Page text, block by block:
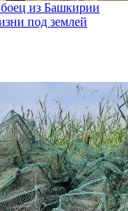
из Башкирии
под землей